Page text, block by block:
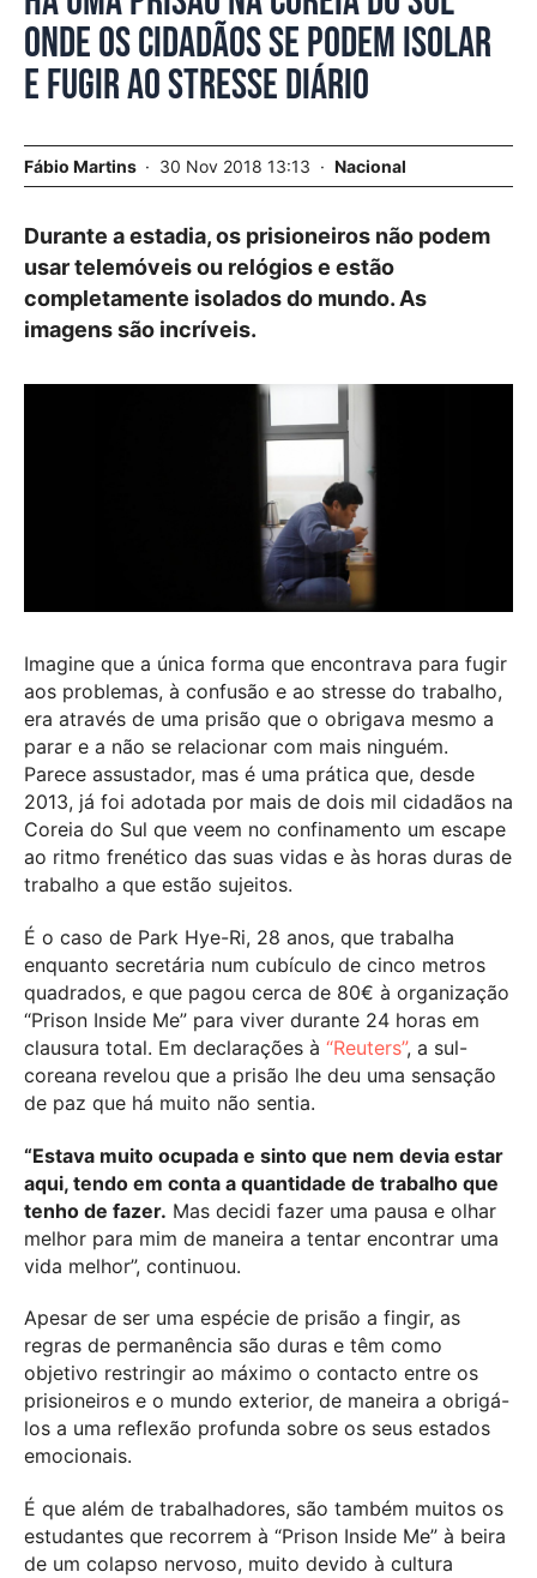
onde os cidadãos se podem isolar
e fugir ao stresse diário
Fábio Martins 30 Nov 2018 13:13 Nacional
Durante a estadia, os prisioneiros não podem
usar telemóveis ou relógios e estão
completamente isolados do mundo. As
imagens são incríveis.
Imagine que a única forma que encontrava para fugir
aos problemas, à confusão e ao stresse do trabalho,
era através de uma prisão que o obrigava mesmo a
parar e a não se relacionar com mais ninguém.
Parece assustador, mas é uma prática que, desde
2013, já foi adotada por mais de dois mil cidadãos na
Coreia do Sul que veem no confinamento um escape
ao ritmo frenético das suas vidas e às horas duras de
trabalho a que estão sujeitos.
É o caso de Park Hye-Ri, 28 anos, que trabalha
enquanto secretária num cubículo de cinco metros
quadrados, e que pagou cerca de 80€ à organização
“Prison Inside Me” para viver durante 24 horas em
clausura total. Em declarações à “Reuters”, a sul-
coreana revelou que a prisão lhe deu uma sensação
de paz que há muito não sentia.
“Estava muito ocupada e sinto que nem devia estar
aqui, tendo em conta a quantidade de trabalho que
tenho de fazer. Mas decidi fazer uma pausa e olhar
melhor para mim de maneira a tentar encontrar uma
vida melhor”, continuou.
Apesar de ser uma espécie de prisão a fingir, as
regras de permanência são duras e têm como
objetivo restringir ao máximo o contacto entre os
prisioneiros e o mundo exterior, de maneira a obrigá-
los a uma reflexão profunda sobre os seus estados
emocionais.
É que além de trabalhadores, são também muitos os
estudantes que recorrem à “Prison Inside Me” à beira
de um colapso nervoso, muito devido à cultura